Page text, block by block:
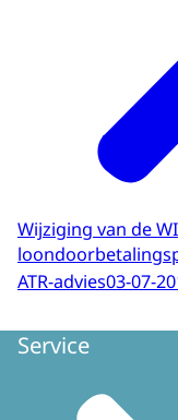
Wijziging van de
ATR-advies03-07-
Service